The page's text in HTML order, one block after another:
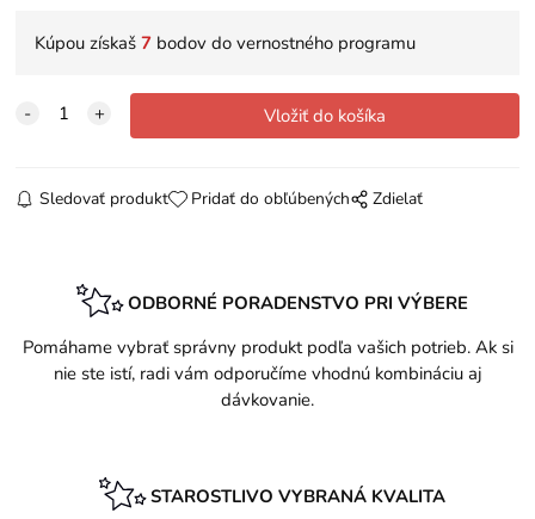
Kúpou získaš7 bodov do vernostného programu
Sledovať produkt Pridať do obľúbených Zdielať
ODBORNÉ PORADENSTVO PRI VÝBERE
Pomáhame vybrať správny produkt podľa vašich potrieb. Ak si
nie ste istí, radi vám odporučíme vhodnú kombináciu aj
dávkovanie.
STAROSTLIVO VYBRANÁ KVALITA